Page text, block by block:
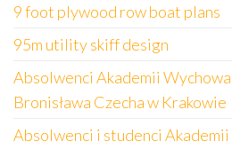
9 foot plywood row boat plans
95m utility skiff design
Absolwenci Akademii
Bronisława Czecha w Krakowie
Absolwenci i studenci